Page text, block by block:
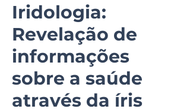
Iridologia:
Revelação de
informações
sobre a saúde
através da íris